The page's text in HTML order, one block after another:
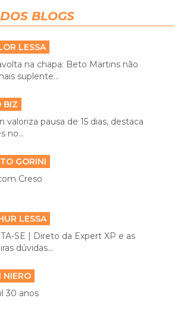
BLOGS
LESSA
na chapa: Beto Martins não
suplente...
BIZ
valoriza pausa de 15 dias, destaca
no...
GORINI
Creso
LESSA
SE | Direto da Expert XP e as
dúvidas...
NIERO
30 anos